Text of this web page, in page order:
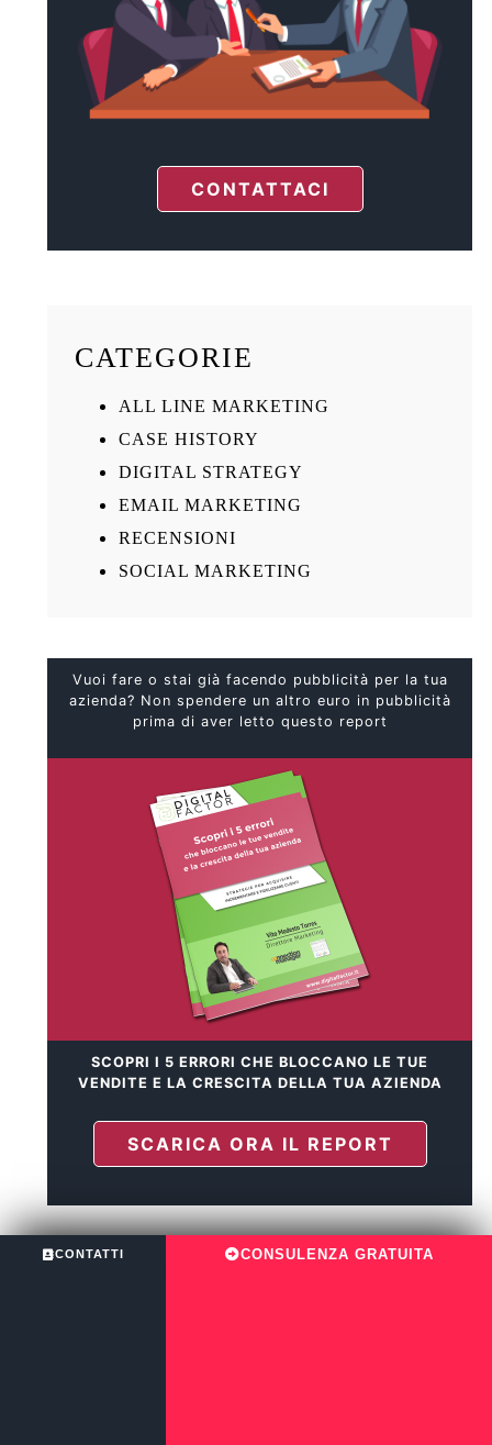
CONTATTACI
CATEGORIE
ALL LINE MARKETING
CASE HISTORY
DIGITAL STRATEGY
EMAIL MARKETING
RECENSIONI
SOCIAL MARKETING
Vuoi fare o stai già facendo pubblicità per la tua
azienda? Non spendere un altro euro in pubblicità
prima di aver letto questo report
SCOPRI I 5 ERRORI CHE BLOCCANO LE TUE
VENDITE E LA CRESCITA DELLA TUA AZIENDA
SCARICA ORA IL REPORT
CONTATTI CONSULENZA GRATUITA